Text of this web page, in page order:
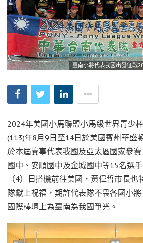
臺南小將代表我國出發征戰
2024年美國小馬聯盟小馬級世界青少
(113)年8月9日至14日於美國賓州華盛
於本屆賽事代表我國及亞太區國家參
國中、安順國中及金城國中等15名選
（4）日搭機前往美國，黃偉哲市長也
隊獻上祝福，期許代表隊不畏各國小
國際棒壇上為臺南為我國爭光。